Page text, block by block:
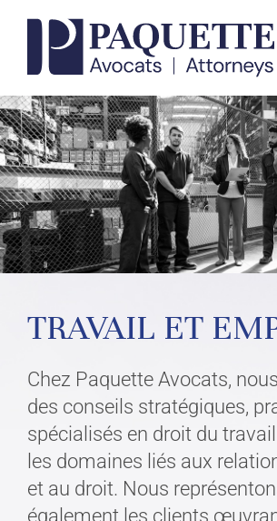
Skip
content
EXPERTISE JURIDIQUE
ÉQUIPE
CABINET
TRAVAIL ET
Chez Paquette Avocats,
des conseils stratégiques,
spécialisés en droit du
les domaines liés aux
et au droit. Nous
également les clients